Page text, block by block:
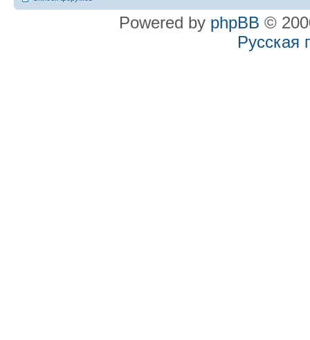
Powered by phpBB ©
Русская